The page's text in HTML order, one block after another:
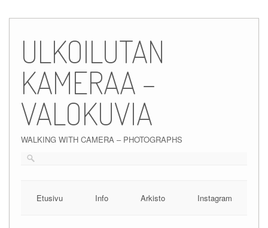
content
ULKOILUTAN
KAMERAA –
VALOKUVIA
WALKING WITH CAMERA – PHOTOGRAPHS
Etusivu Info Arkisto Instagram